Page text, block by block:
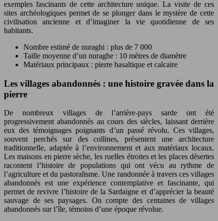
exemples fascinants de cette architecture unique. La visite de ces
sites archéologiques permet de se plonger dans le mystère de cette
civilisation ancienne et d’imaginer la vie quotidienne de ses
habitants.
Nombre estimé de nuraghi : plus de 7 000
Taille moyenne d’un nuraghe : 10 mètres de diamètre
Matériaux principaux : pierre basaltique et calcaire
Les villages abandonnés : une histoire gravée dans la
pierre
De nombreux villages de l’arrière-pays sarde ont été
progressivement abandonnés au cours des siècles, laissant derrière
eux des témoignages poignants d’un passé révolu. Ces villages,
souvent perchés sur des collines, présentent une architecture
traditionnelle, adaptée à l’environnement et aux matériaux locaux.
Les maisons en pierre sèche, les ruelles étroites et les places désertes
racontent l’histoire de populations qui ont vécu au rythme de
l’agriculture et du pastoralisme. Une randonnée à travers ces villages
abandonnés est une expérience contemplative et fascinante, qui
permet de revivre l’histoire de la Sardaigne et d’apprécier la beauté
sauvage de ses paysages. On compte des centaines de villages
abandonnés sur l’île, témoins d’une époque révolue.